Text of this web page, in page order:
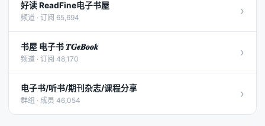
好读 ReadFine电子书屋
频道 · 订阅 65,694 ›
书屋 电子书 𝑻𝑮𝒆𝑩𝒐𝒐𝒌
频道 · 订阅 48,170 ›
电子书/听书/期刊杂志/课程分享
群组 · 成员 46,054 ›